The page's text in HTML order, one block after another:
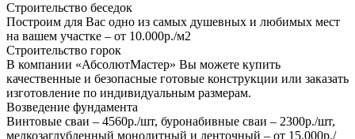
Строительство беседок
Построим для Вас одно из самых душевных и любимых мест
на вашем участке – от 10.000р./м2
Строительство горок
В компании «АбсолютМастер» Вы можете купить
качественные и безопасные готовые конструкции или заказать
изготовление по индивидуальным размерам.
Возведение фундамента
Винтовые сваи – 4560р./шт, буронабивные сваи – 2300р./шт,
мелкозаглубленный монолитный и ленточный – от 15.000р./